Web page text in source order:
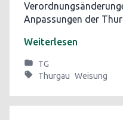
Anpassungen der
Weiterlesen
TG
Thurgau Weisung